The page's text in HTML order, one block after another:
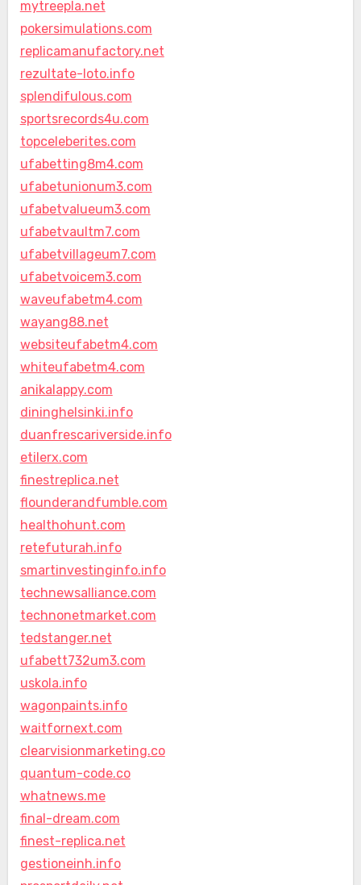
mytreepla.net
pokersimulations.com
replicamanufactory.net
rezultate-loto.info
splendifulous.com
sportsrecords4u.com
topceleberites.com
ufabetting8m4.com
ufabetunionum3.com
ufabetvalueum3.com
ufabetvaultm7.com
ufabetvillageum7.com
ufabetvoicem3.com
waveufabetm4.com
wayang88.net
websiteufabetm4.com
whiteufabetm4.com
anikalappy.com
dininghelsinki.info
duanfrescariverside.info
etilerx.com
finestreplica.net
flounderandfumble.com
healthohunt.com
retefuturah.info
smartinvestinginfo.info
technewsalliance.com
technonetmarket.com
tedstanger.net
ufabett732um3.com
uskola.info
wagonpaints.info
waitfornext.com
clearvisionmarketing.co
quantum-code.co
whatnews.me
final-dream.com
finest-replica.net
gestioneinh.info